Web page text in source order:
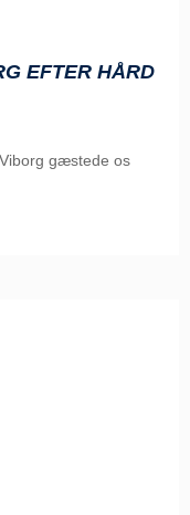
EFTER HÅRD
gæstede os